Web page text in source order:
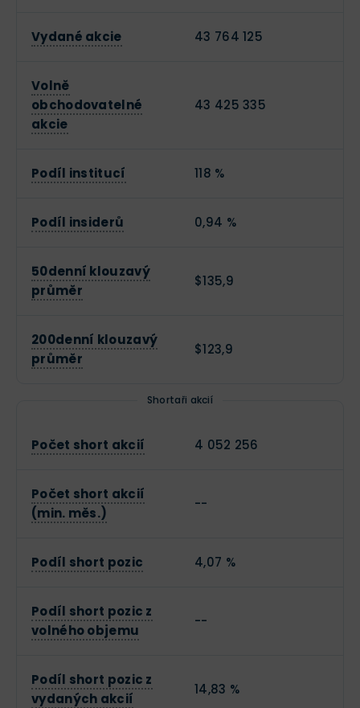
Vydané akcie 43 764 125
Volně
obchodovatelné
akcie
43 425 335
Podíl institucí 118 %
Podíl insiderů 0,94 %
50denní klouzavý
průměr
$135,9
200denní klouzavý
průměr
$123,9
Shortaři akcií
Počet short akcií 4 052 256
Počet short akcií
(min. měs.)
--
Podíl short pozic 4,07 %
Podíl short pozic z
volného objemu
--
Podíl short pozic z
vydaných akcií
14,83 %